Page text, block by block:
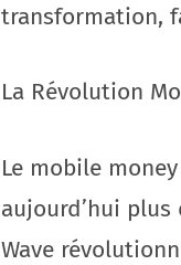
transformation,
La Révolution
Le mobile
aujourd’hui plus
Wave